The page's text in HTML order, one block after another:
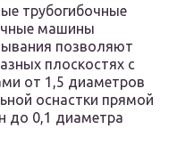
трубогибочные
машины
позволяют
плоскостях с
от 1,5 диаметров
оснастки прямой
до 0,1 диаметра